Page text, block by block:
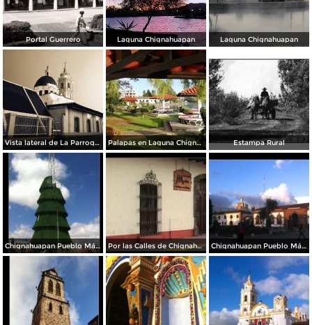
Portal Guerrero Laguna Chignahuapan Laguna Chignahuapan
Vista lateral de La Parroquia Palapas en Laguna Chignahuapan Estampa Rural
Chignahuapan Pueblo Mágico Por las Calles de Chignahuapan Chignahuapan Pueblo Mágico